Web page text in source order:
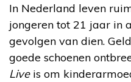
In Nederland leven
jongeren tot 21 jaar in
gevolgen van dien.
goede schoenen
Liveis om